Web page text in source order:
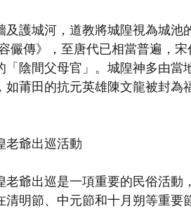
及護城河，道教將城隍視為城
儼傳》，至唐代已相當普遍，
「陰間父母官」。城隍神多由
如莆田的抗元英雄陳文龍被封
老爺出巡活動
老爺出巡是一項重要的民俗活動
清明節、中元節和十月朔等重要